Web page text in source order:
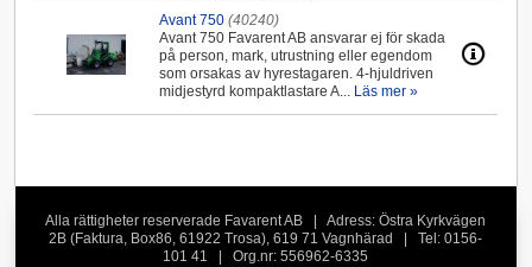
Avant 750 (40240)
Avant 750 Favarent AB ansvarar ej för skada
på person, mark, utrustning eller egendom
som orsakas av hyrestagaren. 4-hjuldriven
midjestyrd kompaktlastare A... Läs mer »
Alla rättigheter reserverade Favarent AB | Adress: Östra Kyrkvägen
2B (Faktura, Box86, 61922 Trosa), 619 71 Vagnhärad | Tel: 0156-
101 41 | Org.nr: 556962-6335